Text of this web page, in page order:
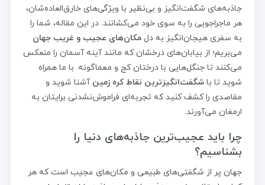
جاذبه‌های شگفت‌انگیز و بی‌نظیر با ویژگی‌های خارق‌العاده‌شان،
هر ماجراجویی را به سوی خود می‌کشانند. در این مقاله، شما را
به سفری هیجان‌انگیز به دل مکان‌های عجیب و غریب جهان
می‌بریم؛ از بیابان‌های درخشان که مانند آینه آسمان را منعکس
می‌کنند تا جنگل‌هایی با درختان کج و معماگونه. با ما همراه
شوید تا با شگفت‌انگیزترین نقاط کره زمین آشنا شوید و
مقاصدی را کشف کنید که تجربه‌ای فراموش‌نشدنی برایتان به
ارمغان می‌آورند.
چرا باید عجیب‌ترین جاذبه‌های دنیا را
بشناسیم؟
جهان پر از شگفتی‌های طبیعی و مکان‌های عجیب است که هر